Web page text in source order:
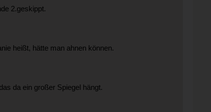
2.geskippt.
heißt, hätte man ahnen können.
da ein großer Spiegel hängt.